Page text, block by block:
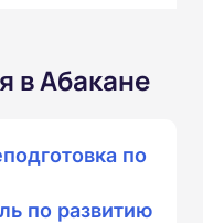
в Абакане
по
по развитию